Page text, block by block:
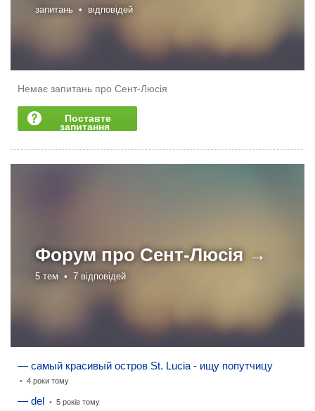
запитань • відповідей
Немає запитань про Сент-Люсія
Поставте
запитання
Форум проСент-Люсія →
5 тем • 7 відповідей
— самый красивый остров St. Lucia - ищу попутчицу
• 4 роки тому
— del • 5 років тому